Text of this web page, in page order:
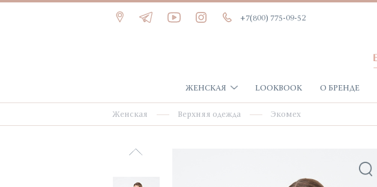
+7(800) 775-09-52
ЖЕНСКАЯ LOOKBOOK О БРЕНДЕ
Женская Верхняя одежда Экомех